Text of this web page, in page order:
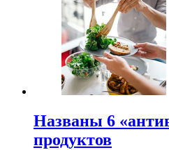
Названы 6
продуктов